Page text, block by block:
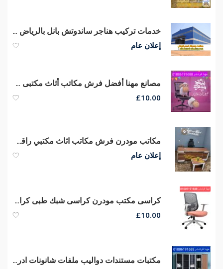
خدمات تركيب هناجر ساندوتش بانل بالرياض | توريد وبناء مستودعات 0563866945
إعلان عام
مصانع مهنا أفضل فرش مكاتب أثاث مكتبى متنوع مكاتب مدير كراسى شبك
£10.00
مكاتب مودرن فرش مكاتب اثاث مكتبي راقي فرش للشركات
إعلان عام
كراسى مكتب مودرن كراسى شبك طبى كراسى مدير عام جلد طبيعي
£10.00
مكتبات مستندات دواليب ملفات شانونات ادراج مكتبات مودرن أثاث شركات